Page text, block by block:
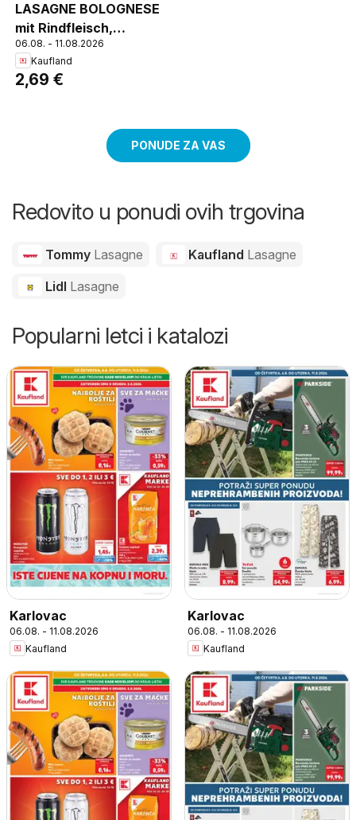
LASAGNE BOLOGNESE
mit Rindfleisch,
Lasagne Bolognese mit
Rindfleisch
06.08. - 11.08.2026
Kaufland
2,69 €
PONUDE ZA VAS
Redovito u ponudi ovih trgovina
Tommy Lasagne Kaufland Lasagne
Lidl Lasagne
Popularni letci i katalozi
Karlovac
06.08. - 11.08.2026
Kaufland
Karlovac
06.08. - 11.08.2026
Kaufland